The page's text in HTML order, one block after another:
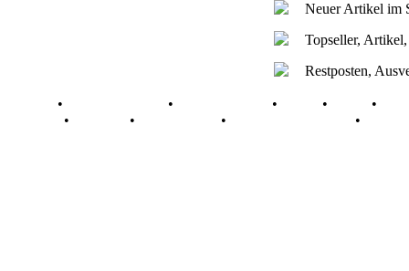
Neuer Artikel im
Topseller,
Restposten,
• • • • •
• • • •